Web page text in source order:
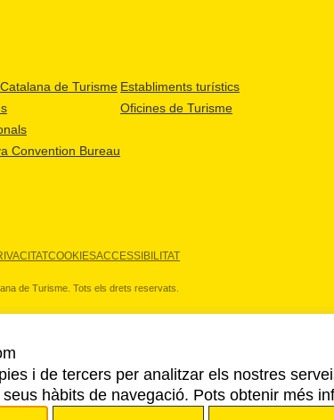
de Turisme
Convention Bureau
Establiments turístics
Oficines de Turisme
COOKIESACCESSIBILITAT
de Turisme. Tots els drets reservats.
i de tercers per analitzar els nostres
hàbits de navegació. Pots obtenir més